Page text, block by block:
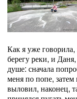
Как я уже
берегу реки, и
душе: сначала
меня по попе, затем
выловил, наконец,